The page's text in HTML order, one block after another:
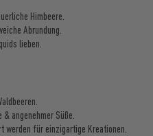
Himbeere.
Abrundung.
lieben.
angenehmer Süße.
werden für einzigartige Kreationen.